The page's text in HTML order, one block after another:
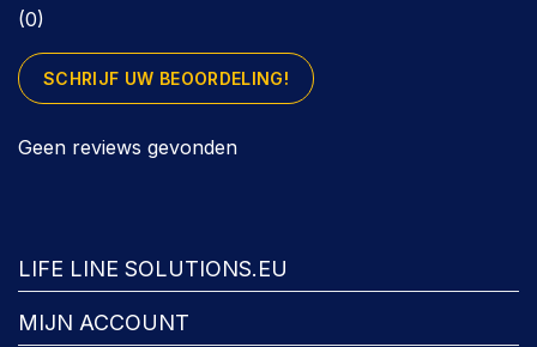
(0)
SCHRIJF UW BEOORDELING!
Geen reviews gevonden
LIFE LINE SOLUTIONS.EU
MIJN ACCOUNT